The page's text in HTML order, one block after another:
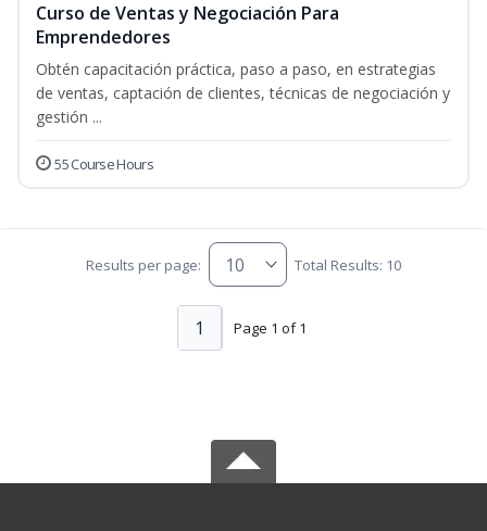
Curso de Ventas y Negociación Para
Emprendedores
Obtén capacitación práctica, paso a paso, en estrategias
de ventas, captación de clientes, técnicas de negociación y
gestión ...
55 Course Hours
Results per page: Total Results: 10
Page 1 of 1
1